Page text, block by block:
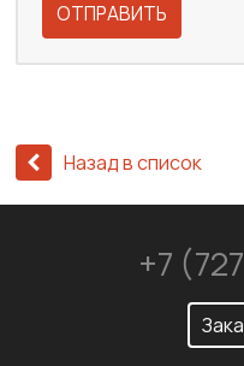
ОТПРАВИТЬ
Назад в список
+7